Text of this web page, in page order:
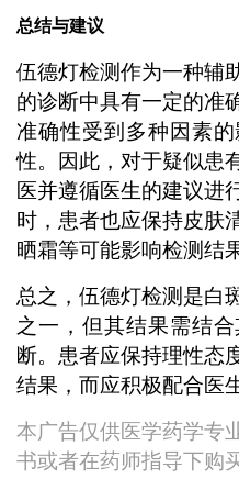
总结与建议
伍德灯检测作为一种辅
的诊断中具有一定的准
准确性受到多种因素
性。因此，对于疑似患
医并遵循医生的建议进
时，患者也应保持皮肤
晒霜等可能影响检测结
总之，伍德灯检测是白
之一，但其结果需结
断。患者应保持理性态
结果，而应积极配合医
本广告仅供医学药学专
书或者在药师指导下购